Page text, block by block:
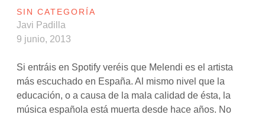
SIN CATEGORÍA
Javi Padilla
9 junio, 2013
Si entráis en Spotify veréis que Melendi es el artista
más escuchado en España. Al mismo nivel que la
educación, o a causa de la mala calidad de ésta, la
música española está muerta desde hace años. No